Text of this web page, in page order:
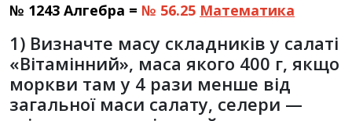
№ 1243 Алгебра = № 56.25 Математика
1) Визначте масу складників у салаті
«Вітамінний», маса якого 400 г, якщо
моркви там у 4 рази менше від
загальної маси салату, селери —